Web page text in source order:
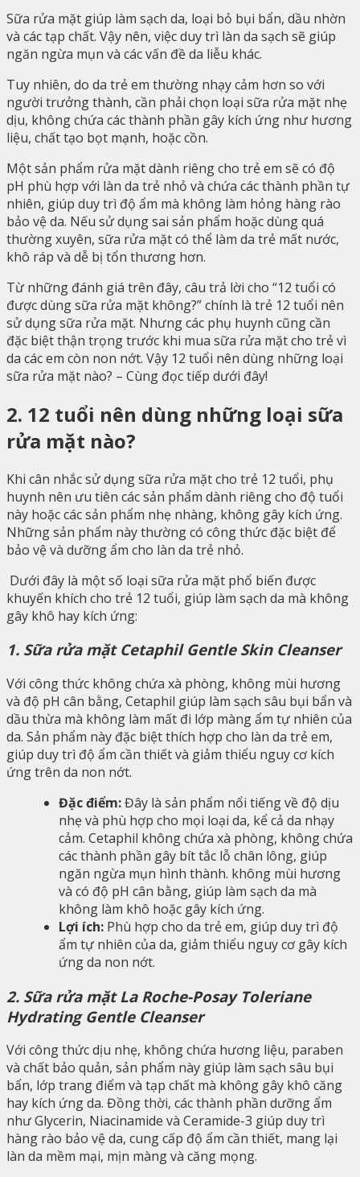
Sữa rửa mặt giúp làm sạch da, loại bỏ bụi bẩn, dầu nhờn
và các tạp chất. Vậy nên, việc duy trì làn da sạch sẽ giúp
ngăn ngừa mụn và các vấn đề da liễu khác.
Tuy nhiên, do da trẻ em thường nhạy cảm hơn so với
người trưởng thành, cần phải chọn loại sữa rửa mặt nhẹ
dịu, không chứa các thành phần gây kích ứng như hương
liệu, chất tạo bọt mạnh, hoặc cồn.
Một sản phẩm rửa mặt dành riêng cho trẻ em sẽ có độ
pH phù hợp với làn da trẻ nhỏ và chứa các thành phần tự
nhiên, giúp duy trì độ ẩm mà không làm hỏng hàng rào
bảo vệ da. Nếu sử dụng sai sản phẩm hoặc dùng quá
thường xuyên, sữa rửa mặt có thể làm da trẻ mất nước,
khô ráp và dễ bị tổn thương hơn.
Từ những đánh giá trên đây, câu trả lời cho “12 tuổi có
được dùng sữa rửa mặt không?” chính là trẻ 12 tuổi nên
sử dụng sữa rửa mặt. Nhưng các phụ huynh cũng cần
đặc biệt thận trọng trước khi mua sữa rửa mặt cho trẻ vì
da các em còn non nớt. Vậy 12 tuổi nên dùng những loại
sữa rửa mặt nào? – Cùng đọc tiếp dưới đây!
2. 12 tuổi nên dùng những loại sữa
rửa mặt nào?
Khi cân nhắc sử dụng sữa rửa mặt cho trẻ 12 tuổi, phụ
huynh nên ưu tiên các sản phẩm dành riêng cho độ tuổi
này hoặc các sản phẩm nhẹ nhàng, không gây kích ứng.
Những sản phẩm này thường có công thức đặc biệt để
bảo vệ và dưỡng ẩm cho làn da trẻ nhỏ.
Dưới đây là một số loại sữa rửa mặt phổ biến được
khuyến khích cho trẻ 12 tuổi, giúp làm sạch da mà không
gây khô hay kích ứng:
1. Sữa rửa mặt Cetaphil Gentle Skin Cleanser
Với công thức không chứa xà phòng, không mùi hương
và độ pH cân bằng, Cetaphil giúp làm sạch sâu bụi bẩn và
dầu thừa mà không làm mất đi lớp màng ẩm tự nhiên của
da. Sản phẩm này đặc biệt thích hợp cho làn da trẻ em,
giúp duy trì độ ẩm cần thiết và giảm thiểu nguy cơ kích
ứng trên da non nớt.
Đặc điểm:Đây là sản phẩm nổi tiếng về độ dịu
nhẹ và phù hợp cho mọi loại da, kể cả da nhạy
cảm. Cetaphil không chứa xà phòng, không chứa
các thành phần gây bít tắc lỗ chân lông, giúp
ngăn ngừa mụn hình thành. không mùi hương
và có độ pH cân bằng, giúp làm sạch da mà
không làm khô hoặc gây kích ứng.
Lợi ích: Phù hợp cho da trẻ em, giúp duy trì độ
ẩm tự nhiên của da, giảm thiểu nguy cơ gây kích
ứng da non nớt.
2. Sữa rửa mặt La Roche-Posay Toleriane
Hydrating Gentle Cleanser
Với công thức dịu nhẹ, không chứa hương liệu, paraben
và chất bảo quản, sản phẩm này giúp làm sạch sâu bụi
bẩn, lớp trang điểm và tạp chất mà không gây khô căng
hay kích ứng da. Đồng thời, các thành phần dưỡng ẩm
như Glycerin, Niacinamide và Ceramide-3 giúp duy trì
hàng rào bảo vệ da, cung cấp độ ẩm cần thiết, mang lại
làn da mềm mại, mịn màng và căng mọng.